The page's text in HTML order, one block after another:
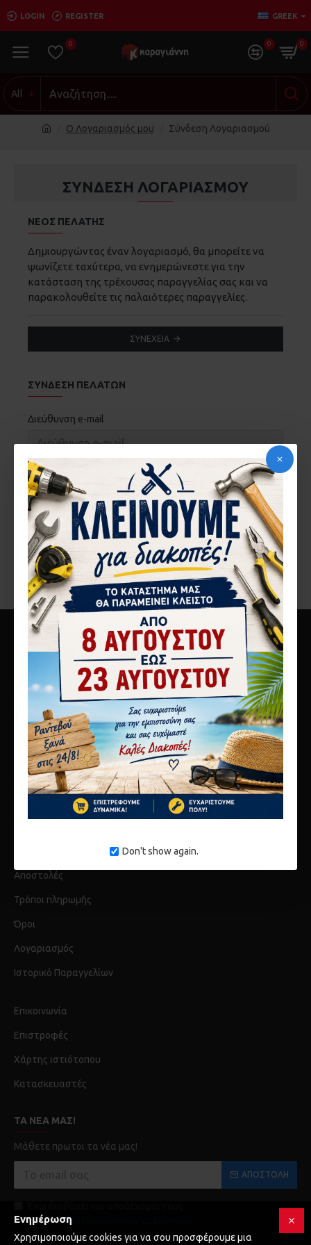
Don't show again.
LOGIN REGISTER GREEK
0 0 0
All
O Λογαριασμός μου Σύνδεση Λογαριασμού
ΣΎΝΔΕΣΗ ΛΟΓΑΡΙΑΣΜΟΎ
ΝΈΟΣ ΠΕΛΆΤΗΣ
Δημιουργώντας έναν λογαριασμό, θα μπορείτε να
ψωνίζετε ταχύτερα, να ενημερώνεστε για την
κατάσταση της τρέχουσας παραγγελίας σας και να
παρακολουθείτε τις παλαιότερες παραγγελίες.
ΣΥΝΈΧΕΙΑ
ΣΎΝΔΕΣΗ ΠΕΛΑΤΏΝ
Διεύθυνση e-mail
Κωδικός
Απώλεια Κωδικού
ΣΎΝΔΕΣΗ
10ο χλμ Αθηνών Λαμίας
Μεταμόρφωση 14451
τηλ 2117808440
info@karagianni.com
Αποστολές
Τρόποι πληρωμής
Όροι
Λογαριασμός
Ιστορικό Παραγγελίων
Επικοινωνία
Επιστροφές
Χάρτης ιστιότοπου
Κατασκευαστές
ΤΑ ΝΈΑ ΜΑΣ!
Μάθετε πρωτοι τα νέα μας!
ΑΠΟΣΤΟΛΉ
Προστασία Προσωπικών Δεδομένων
Ενημέρωση
Χρησιμοποιούμε cookies για να σου προσφέρουμε μια